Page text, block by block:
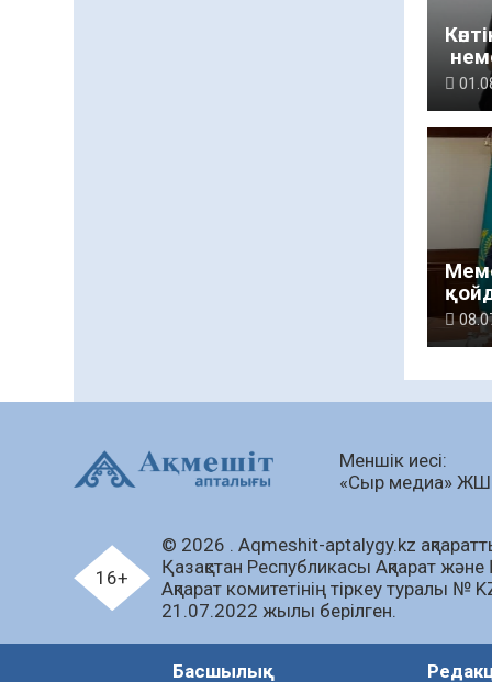
Меншік иесі:
«Сыр медиа»
16+
© 2026 . Аqmeshit-aptalygy.kz
Қазақстан Республикасы Ақпарат
Ақпарат комитетінің тіркеу туралы №
21.07.2022 жылы берілген.
Басшылық